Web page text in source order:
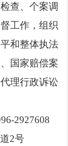
查、个案调
工作，组织
和整体执法
国家赔偿案
理行政诉讼
2927608
2号